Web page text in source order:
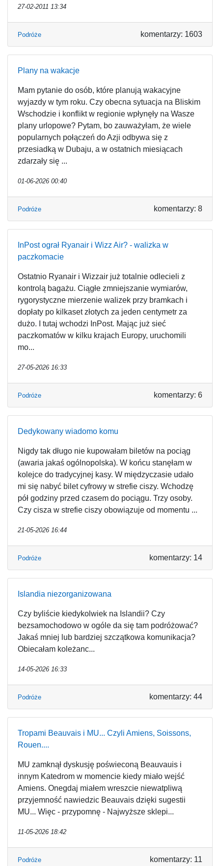
27-02-2011 13:34
Podróże komentarzy: 1603
Plany na wakacje
Mam pytanie do osób, które planują wakacyjne
wyjazdy w tym roku. Czy obecna sytuacja na Bliskim
Wschodzie i konflikt w regionie wpłynęły na Wasze
plany urlopowe? Pytam, bo zauważyłam, że wiele
popularnych połączeń do Azji odbywa się z
przesiadką w Dubaju, a w ostatnich miesiącach
zdarzały się ...
01-06-2026 00:40
Podróże komentarzy: 8
InPost ograł Ryanair i Wizz Air? - walizka w
paczkomacie
Ostatnio Ryanair i Wizzair już totalnie odlecieli z
kontrolą bagażu. Ciągłe zmniejszanie wymiarów,
rygorystyczne mierzenie walizek przy bramkach i
dopłaty po kilkaset złotych za jeden centymetr za
dużo. I tutaj wchodzi InPost. Mając już sieć
paczkomatów w kilku krajach Europy, uruchomili
mo...
27-05-2026 16:33
Podróże komentarzy: 6
Dedykowany wiadomo komu
Nigdy tak długo nie kupowałam biletów na pociąg
(awaria jakaś ogólnopolska). W końcu stanęłam w
kolejce do tradycyjnej kasy. W międzyczasie udało
mi się nabyć bilet cyfrowy w strefie ciszy. Wchodzę
pół godziny przed czasem do pociągu. Trzy osoby.
Czy cisza w strefie ciszy obowiązuje od momentu ...
21-05-2026 16:44
Podróże komentarzy: 14
Islandia niezorganizowana
Czy byliście kiedykolwiek na Islandii? Czy
bezsamochodowo w ogóle da się tam podróżować?
Jakaś mniej lub bardziej szczątkowa komunikacja?
Obiecałam koleżanc...
14-05-2026 16:33
Podróże komentarzy: 44
Tropami Beauvais i MU... Czyli Amiens, Soissons,
Rouen....
MU zamknął dyskusję poświeconą Beauvauis i
innym Katedrom w momencie kiedy miało wejść
Amiens. Onegdaj miałem wreszcie niewatpliwą
przyjemność nawiedzic Beauvais dzięki sugestii
MU... Więc - przypomnę - Najwyższe sklepi...
11-05-2026 18:42
Podróże komentarzy: 11